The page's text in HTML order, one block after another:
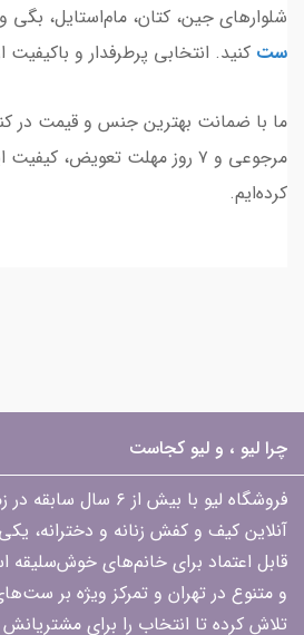
شلوارهای جین، کتان، مام‌استایل،
ست کنید. انتخابی پرطرفدار و باکیفیت
مرجوعی و ۷ روز مهلت تعویض،
کرده‌ایم.
چرا لیو ، و لیو کجاست
فروشگاه لیو با بیش از
آنلاین کیف و کفش زنانه و دخترانه،
قابل اعتماد برای خانم‌های خوش‌سلیقه
و متنوع در تهران و تمرکز ویژه بر
تلاش کرده تا انتخاب را برای